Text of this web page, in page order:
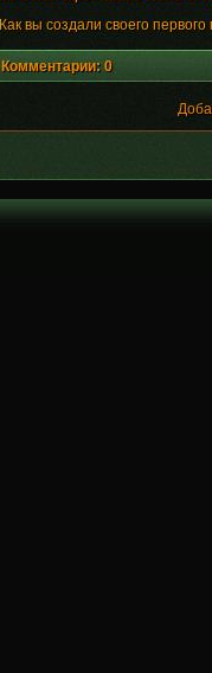
Как вы создали своего
Комментарии: 0